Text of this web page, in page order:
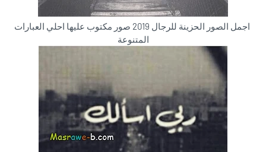
اجمل الصور الحزينة للرجال 2019 صور مكتوب عليها احلي العبارات
المتنوعة